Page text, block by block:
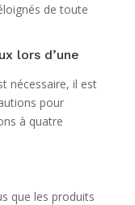
de toute
lors d’une
nécessaire, il est
pour
à quatre
que les produits